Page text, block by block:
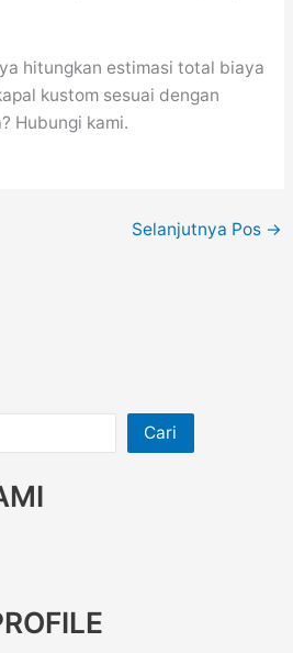
hitungkan estimasi total biaya
kustom sesuai dengan
Hubungi kami.
Selanjutnya Pos →
Cari